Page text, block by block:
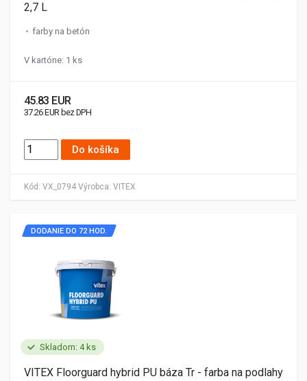
Kód: VX_0794 Výrobca: VITEX
2,7 L
farby na betón
V kartóne: 1 ks
45.83 EUR
37.26 EUR bez DPH
Do košíka
Skladom: 4 ks
DODANIE DO 72 HOD.
VITEX Floorguard hybrid PU báza Tr - farba na podlahy